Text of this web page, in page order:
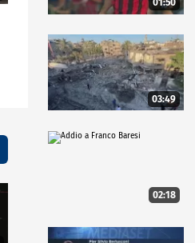
01:50
03:49
02:18